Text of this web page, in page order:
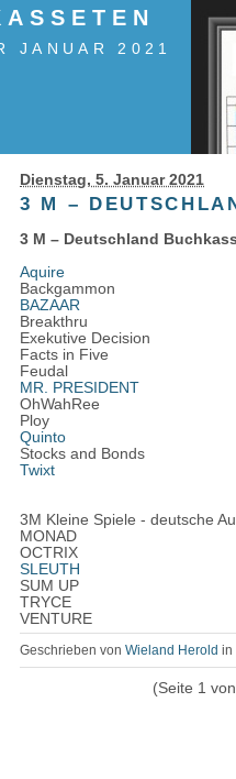
JANUAR 2021
Dienstag, 5. Januar 2021
3 M –
3 M – Deutschland
Aquire
Backgammon
BAZAAR
Breakthru
Exekutive Decision
Facts in Five
Feudal
MR. PRESIDENT
OhWahRee
Ploy
Quinto
Stocks and Bonds
Twixt
3M Kleine Spiele - deutsche
MONAD
OCTRIX
SLEUTH
SUM UP
TRYCE
VENTURE
Geschrieben vonWieland Herold in
(Seite 1